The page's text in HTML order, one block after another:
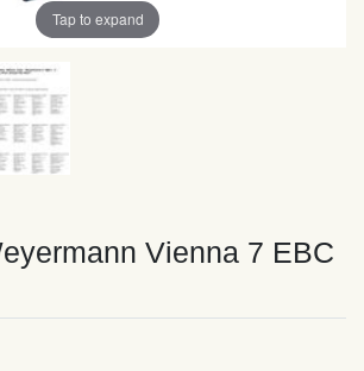
Tap to expand
Vienna 7 EBC